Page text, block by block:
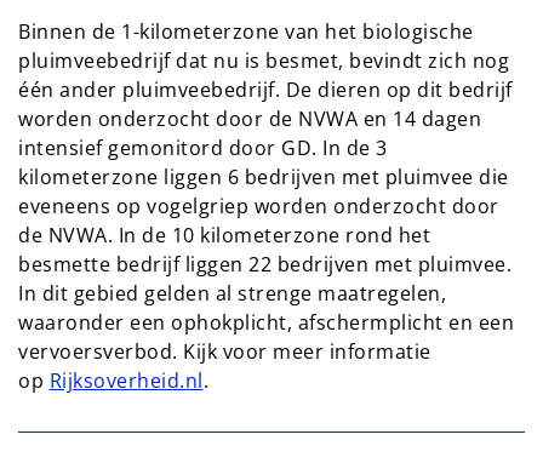
Binnen de 1-kilometerzone van het biologische
pluimveebedrijf dat nu is besmet, bevindt zich nog
één ander pluimveebedrijf. De dieren op dit bedrijf
worden onderzocht door de NVWA en 14 dagen
intensief gemonitord door GD. In de 3
kilometerzone liggen 6 bedrijven met pluimvee die
eveneens op vogelgriep worden onderzocht door
de NVWA. In de 10 kilometerzone rond het
besmette bedrijf liggen 22 bedrijven met pluimvee.
In dit gebied gelden al strenge maatregelen,
waaronder een ophokplicht, afschermplicht en een
vervoersverbod. Kijk voor meer informatie
op Rijksoverheid.nl.